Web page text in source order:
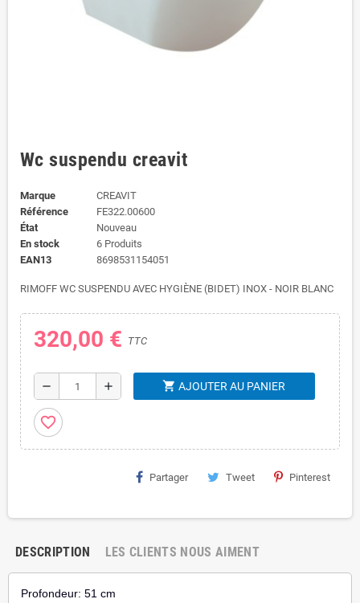
Wc suspendu creavit
Marque
CREAVIT
Référence
FE322.00600
État
Nouveau
En stock
6 Produits
EAN13
8698531154051
RIMOFF WC SUSPENDU AVEC HYGIÈNE (BIDET) INOX - NOIR BLANC
320,00 € TTC
remove add shopping_cart AJOUTER AU PANIER
favorite_border
Partager Tweet Pinterest
DESCRIPTION LES CLIENTS NOUS AIMENT
Profondeur: 51 cm